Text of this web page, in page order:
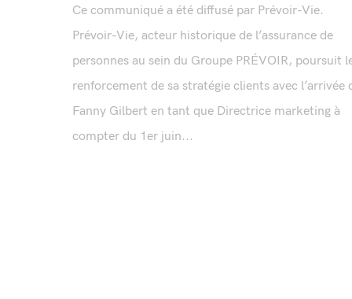
Ce communiqué a été diffusé par Prévoir-Vie.
Prévoir-Vie, acteur historique de l’assurance de
personnes au sein du Groupe PRÉVOIR, poursuit
renforcement de sa stratégie clients avec l’arrivée
Fanny Gilbert en tant que Directrice marketing à
compter du 1er juin...